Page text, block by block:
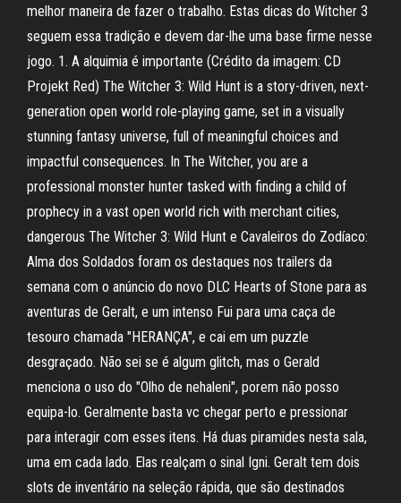
melhor maneira de fazer o trabalho. Estas dicas do Witcher 3
seguem essa tradição e devem dar-lhe uma base firme nesse
jogo. 1. A alquimia é importante (Crédito da imagem: CD
Projekt Red) The Witcher 3: Wild Hunt is a story-driven, next-
generation open world role-playing game, set in a visually
stunning fantasy universe, full of meaningful choices and
impactful consequences. In The Witcher, you are a
professional monster hunter tasked with finding a child of
prophecy in a vast open world rich with merchant cities,
dangerous The Witcher 3: Wild Hunt e Cavaleiros do Zodíaco:
Alma dos Soldados foram os destaques nos trailers da
semana com o anúncio do novo DLC Hearts of Stone para as
aventuras de Geralt, e um intenso Fui para uma caça de
tesouro chamada "HERANÇA", e cai em um puzzle
desgraçado. Não sei se é algum glitch, mas o Gerald
menciona o uso do "Olho de nehaleni", porem não posso
equipa-lo. Geralmente basta vc chegar perto e pressionar
para interagir com esses itens. Há duas piramides nesta sala,
uma em cada lado. Elas realçam o sinal Igni. Geralt tem dois
slots de inventário na seleção rápida, que são destinados